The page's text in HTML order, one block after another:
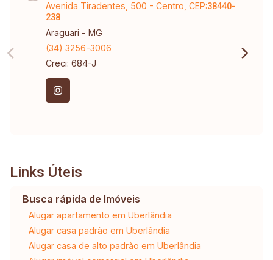
Avenida Tiradentes, 500 - Centro, CEP:38440-
238
Araguari - MG
(34) 3256-3006
Creci: 684-J
Links Úteis
Busca rápida de Imóveis
Alugar apartamento em Uberlândia
Alugar casa padrão em Uberlândia
Alugar casa de alto padrão em Uberlândia